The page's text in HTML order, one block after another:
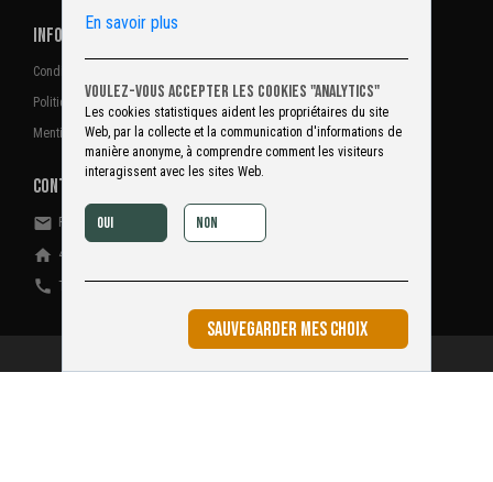
INFORMATIONS
Conditions générales d'utilisation
Politique de confidentialité
Mentions légales
CONTACTEZ-NOUS
email Formulaire de contact
home 4 place de la PAIX, 03700 BELLERIVE SUR ALLIER – France
call Tél : 04 70 97 89 89
En savoir plus
Oui Non
Voulez-vous accepter les cookies "Analytics"
Les cookies statistiques aident les propriétaires du site
Web, par la collecte et la communication d'informations de
manière anonyme, à comprendre comment les visiteurs
interagissent avec les sites Web.
SAUVEGARDER MES CHOIX